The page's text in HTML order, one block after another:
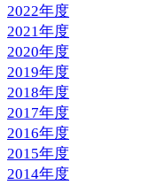
2022年度
2021年度
2020年度
2019年度
2018年度
2017年度
2016年度
2015年度
2014年度